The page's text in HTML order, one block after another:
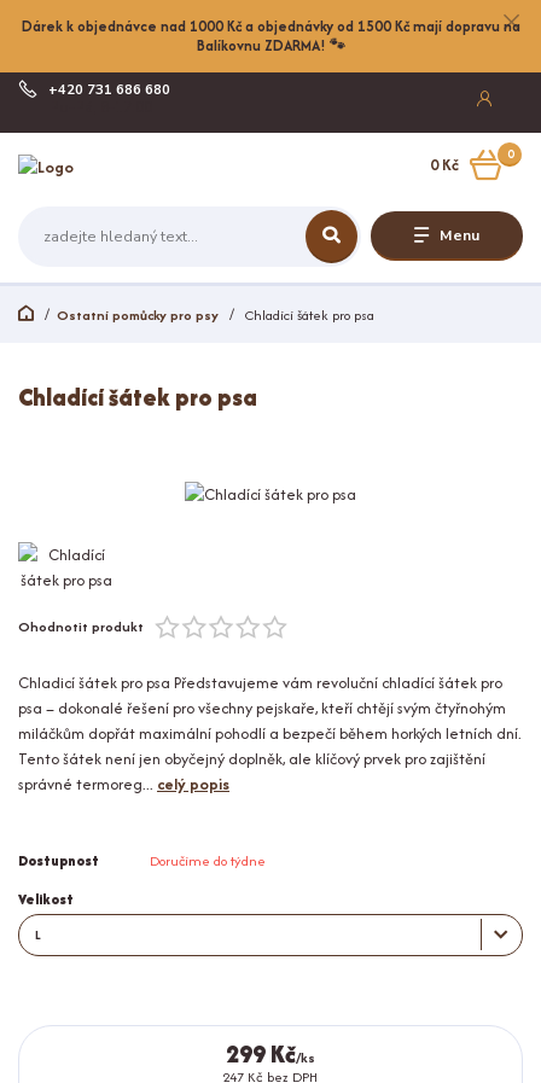
Dárek k objednávce nad 1000 Kč a objednávky od 1500 Kč mají dopravu na
Balíkovnu ZDARMA! 🐾
Menu
+420 731 686 680
0
0 Kč
Ostatní pomůcky pro psy Chladící šátek pro psa
Chladící šátek pro psa
Ohodnotit produkt
Chladicí šátek pro psa Představujeme vám revoluční chladící šátek pro
psa – dokonalé řešení pro všechny pejskaře, kteří chtějí svým čtyřnohým
miláčkům dopřát maximální pohodlí a bezpečí během horkých letních dní.
Tento šátek není jen obyčejný doplněk, ale klíčový prvek pro zajištění
správné termoreg... celý popis
Dostupnost Doručíme do týdne
Velikost
299 Kč/ks
247 Kč bez DPH